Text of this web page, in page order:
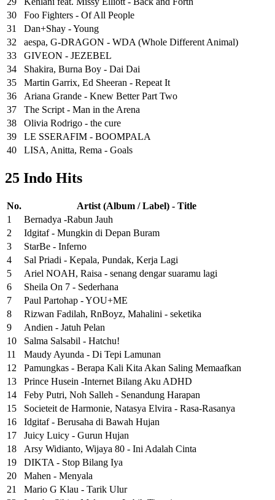
30
Foo Fighters - Of All People
31
Dan+Shay - Young
32
aespa, G-DRAGON - WDA (Whole Different Animal)
33
GIVEON - JEZEBEL
34
Shakira, Burna Boy - Dai Dai
35
Martin Garrix, Ed Sheeran - Repeat It
36
Ariana Grande - Knew Better Part Two
37
The Script - Man in the Arena
38
Olivia Rodrigo - the cure
39
LE SSERAFIM - BOOMPALA
40
LISA, Anitta, Rema - Goals
25 Indo Hits
No.
Artist (Album / Label) - Title
1
Bernadya -Rabun Jauh
2
Idgitaf - Mungkin di Depan Buram
3
StarBe - Inferno
4
Sal Priadi - Kepala, Pundak, Kerja Lagi
5
Ariel NOAH, Raisa - senang dengar suaramu lagi
6
Sheila On 7 - Sederhana
7
Paul Partohap - YOU+ME
8
Rizwan Fadilah, RnBoyz, Mahalini - seketika
9
Andien - Jatuh Pelan
10
Salma Salsabil - Hatchu!
11
Maudy Ayunda - Di Tepi Lamunan
12
Pamungkas - Berapa Kali Kita Akan Saling Memaafkan
13
Prince Husein -Internet Bilang Aku ADHD
14
Feby Putri, Noh Salleh - Senandung Harapan
15
Societeit de Harmonie, Natasya Elvira - Rasa-Rasanya
16
Idgitaf - Berusaha di Bawah Hujan
17
Juicy Luicy - Gurun Hujan
18
Arsy Widianto, Wijaya 80 - Ini Adalah Cinta
19
DIKTA - Stop Bilang Iya
20
Mahen - Menyala
21
Mario G Klau - Tarik Ulur